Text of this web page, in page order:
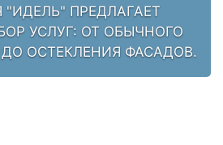
ПРЕДЛАГАЕТ
УСЛУГ: ОТ ОБЫЧНОГО
ОСТЕКЛЕНИЯ ФАСАДОВ.